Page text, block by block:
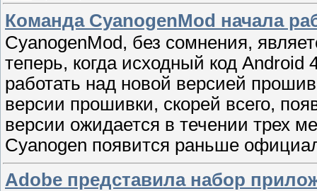
Команда CyanogenMod начала
CyanogenMod, без сомнения,
теперь, когда исходный код Android
работать над новой версией
версии прошивки, скорей всего,
версии ожидается в течении трех
Cyanogen появится раньше
Adobe представила набор